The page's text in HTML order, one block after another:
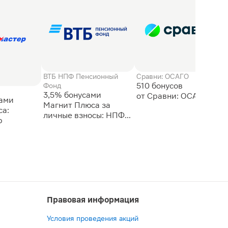
ВТБ НПФ Пенсионный
Фонд
3,5% бонусами
Магнит Плюса за
личные взносы: НПФ
Сравни: ОСАГО
510 бонусов
Правовая информация
Условия проведения акций